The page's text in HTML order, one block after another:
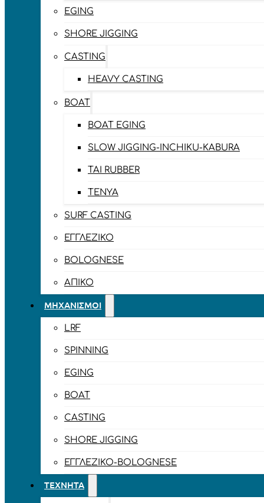
EGING
SHORE JIGGING
CASTING
HEAVY CASTING
BOAT
BOAT EGING
SLOW JIGGING-INCHIKU-KABURA
TAI RUBBER
TENYA
SURF CASTING
ΕΓΓΛΈΖΙΚΟ
BOLOGNESE
ΑΠΊΚΟ
ΜΗΧΑΝΙΣΜΟΊ
LRF
SPINNING
EGING
BOAT
CASTING
SHORE JIGGING
ΕΓΓΛΈΖΙΚΟ-BOLOGNESE
ΤΕΧΝΗΤΆ